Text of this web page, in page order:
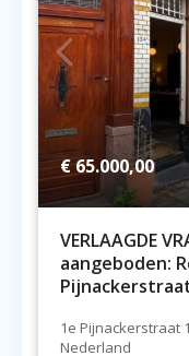
€ 65.000,00
VERLAAGDE
aangeboden:
1e Pijnackerstraat
Nederland